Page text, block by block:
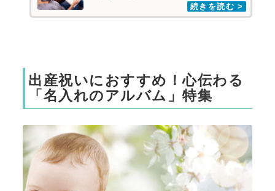
出産祝いにおすすめ！心伝わる
「名入れのアルバム」特集